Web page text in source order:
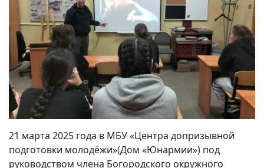
21 марта 2025 года в МБУ «Центра допризывной
подготовки молодёжи»(Дом «Юнармии») под
руководством члена Богородского окружного